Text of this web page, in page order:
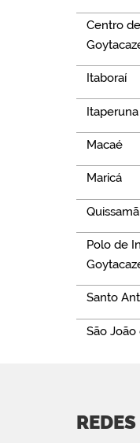
Centro
Itaboraí
Itaperuna
Macaé
Maricá
Quissamã
Polo de
Santo
São João